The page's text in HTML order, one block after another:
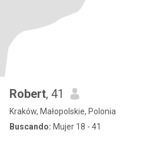
Robert, 41
Kraków, Małopolskie, Polonia
Buscando: Mujer 18 - 41